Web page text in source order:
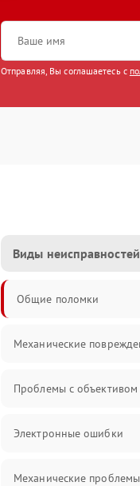
Отправляя, Вы соглашаетесь с
Виды неисправностей
Общие поломки
Механические
Проблемы с объективом
Электронные ошибки
Механические проблемы